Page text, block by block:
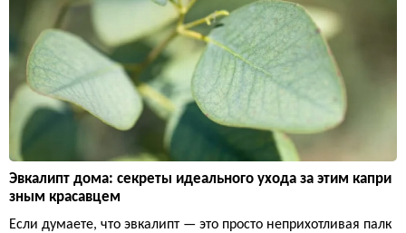
Эвкалипт дома: секреты идеального ухода за этим капри
зным красавцем
Если думаете, что эвкалипт — это просто неприхотливая палк